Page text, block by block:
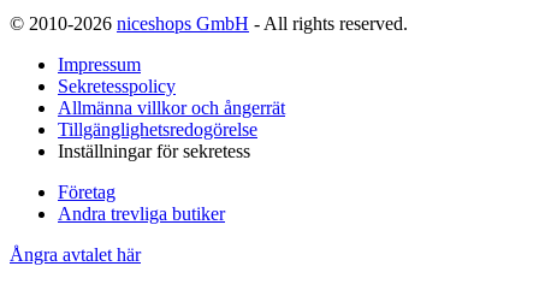
© 2010-2026 niceshops GmbH - All rights reserved.
Impressum
Sekretesspolicy
Allmänna villkor och ångerrät
Tillgänglighetsredogörelse
Inställningar för sekretess
Företag
Andra trevliga butiker
Ångra avtalet här